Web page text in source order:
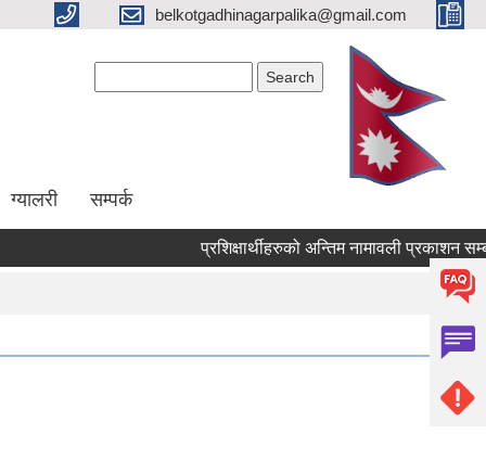
belkotgadhinagarpalika@gmail.com
ग्यालरी सम्पर्क
प्रशिक्षार्थीहरुको अन्तिम नामावली प्रकाशन सम्बन्धमा !